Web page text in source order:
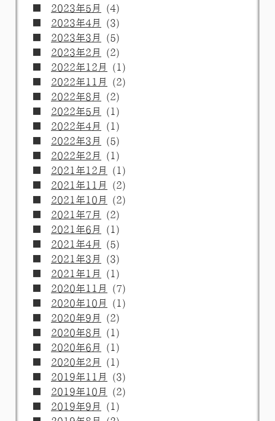
2023年5月
(4)
2023年4月
(3)
2023年3月
(5)
2023年2月
(2)
2022年12月
(1)
2022年11月
(2)
2022年8月
(2)
2022年5月
(1)
2022年4月
(1)
2022年3月
(5)
2022年2月
(1)
2021年12月
(1)
2021年11月
(2)
2021年10月
(2)
2021年7月
(2)
2021年6月
(1)
2021年4月
(5)
2021年3月
(3)
2021年1月
(1)
2020年11月
(7)
2020年10月
(1)
2020年9月
(2)
2020年8月
(1)
2020年6月
(1)
2020年2月
(1)
2019年11月
(3)
2019年10月
(2)
2019年9月
(1)